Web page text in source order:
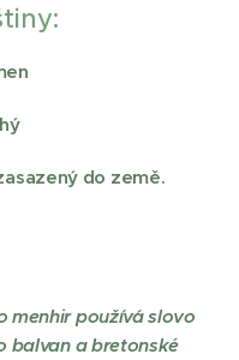
do země.
menhir používá slovo
balvan a bretonské